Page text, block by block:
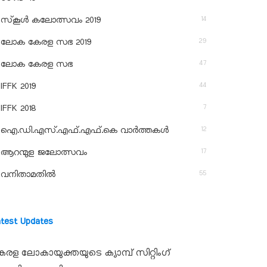
സ്‌കൂള്‍ കലോത്സവം 2019 14
ലോക കേരള സഭ 2019 29
ലോക കേരള സഭ 47
IFFK 2019 44
IFFK 2018 7
ഐ.ഡി.എസ്.എഫ്.എഫ്.കെ വാർത്തകൾ 12
ആറന്മുള ജലോത്സവം 17
വനിതാമതിൽ 55
Updates
ലോകായുക്തയുടെ ക്യാമ്പ് സിറ്റിംഗ്